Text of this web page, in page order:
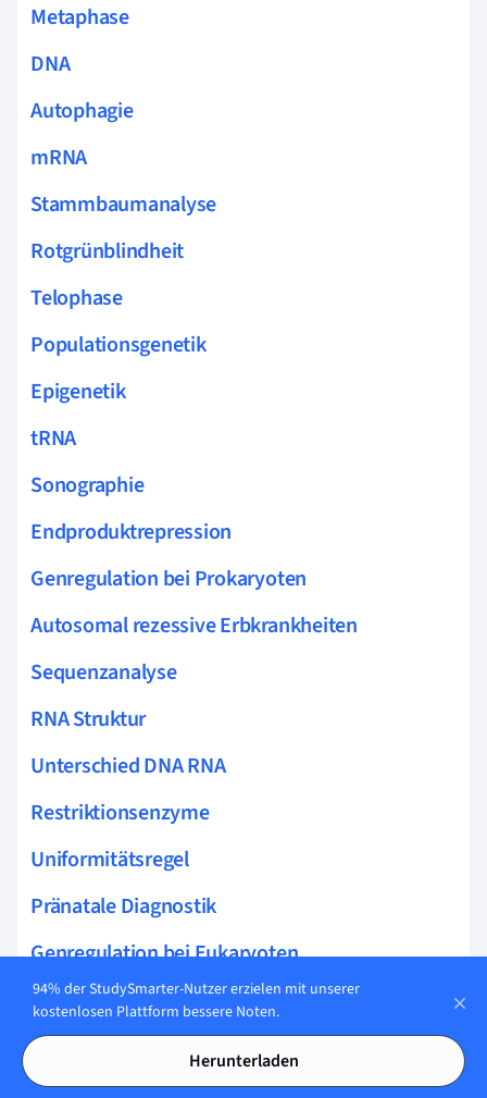
Metaphase
DNA
Autophagie
mRNA
Stammbaumanalyse
Rotgrünblindheit
Telophase
Populationsgenetik
Epigenetik
tRNA
Sonographie
Endproduktrepression
Genregulation bei Prokaryoten
Autosomal rezessive Erbkrankheiten
Sequenzanalyse
RNA Struktur
Unterschied DNA RNA
Restriktionsenzyme
Uniformitätsregel
Pränatale Diagnostik
Genregulation bei Eukaryoten
Ligase
Äquationsteilung
94% der StudySmarter-Nutzer erzielen mit unserer
kostenlosen Plattform bessere Noten.
Herunterladen